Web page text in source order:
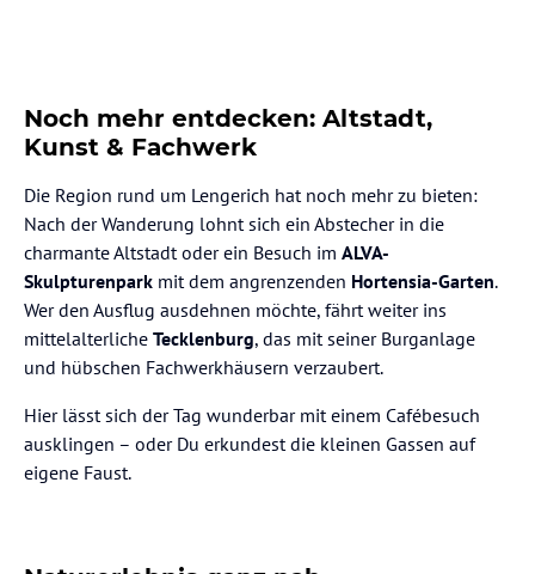
Noch mehr entdecken: Altstadt,
Kunst & Fachwerk
Die Region rund um Lengerich hat noch mehr zu bieten:
Nach der Wanderung lohnt sich ein Abstecher in die
charmante Altstadt oder ein Besuch im ALVA-
Skulpturenpark mit dem angrenzenden Hortensia-Garten.
Wer den Ausflug ausdehnen möchte, fährt weiter ins
mittelalterliche Tecklenburg, das mit seiner Burganlage
und hübschen Fachwerkhäusern verzaubert.
Hier lässt sich der Tag wunderbar mit einem Cafébesuch
ausklingen – oder Du erkundest die kleinen Gassen auf
eigene Faust.